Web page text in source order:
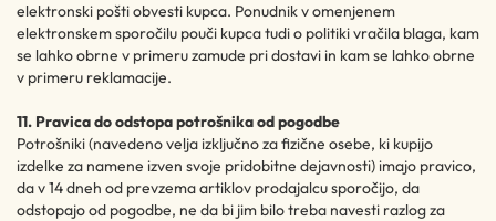
elektronski pošti obvesti kupca. Ponudnik v omenjenem
elektronskem sporočilu pouči kupca tudi o politiki vračila blaga, kam
se lahko obrne v primeru zamude pri dostavi in kam se lahko obrne
v primeru reklamacije.
11. Pravica do odstopa potrošnika od pogodbe
Potrošniki (navedeno velja izključno za fizične osebe, ki kupijo
izdelke za namene izven svoje pridobitne dejavnosti) imajo pravico,
da v 14 dneh od prevzema artiklov prodajalcu sporočijo, da
odstopajo od pogodbe, ne da bi jim bilo treba navesti razlog za